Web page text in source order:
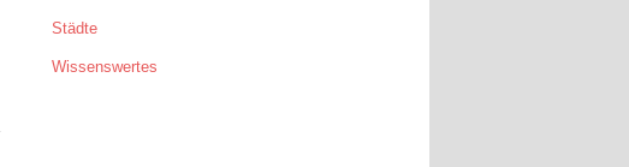
Städte
Wissenswertes